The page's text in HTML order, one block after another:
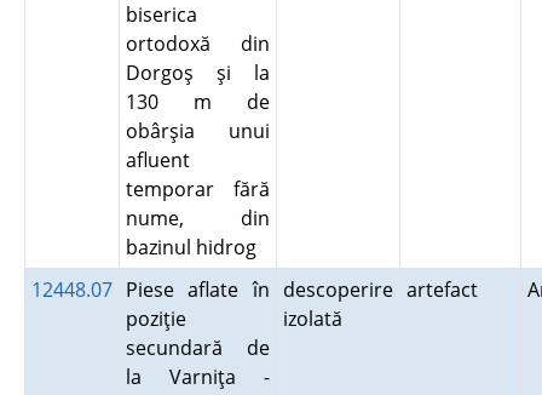
biserica
ortodoxă din
Dorgoş şi la
130 m de
obârşia unui
afluent
temporar fără
nume, din
bazinul hidrog
12448.07 Piese aflate în
poziţie
secundară de
la Varniţa -
descoperire
izolată
artefact